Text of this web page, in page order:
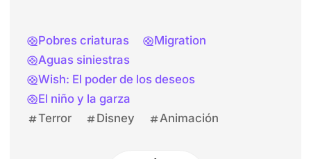
Pobres criaturas
Migration
Aguas siniestras
Wish: El poder de los deseos
El niño y la garza
Terror
Disney Animación